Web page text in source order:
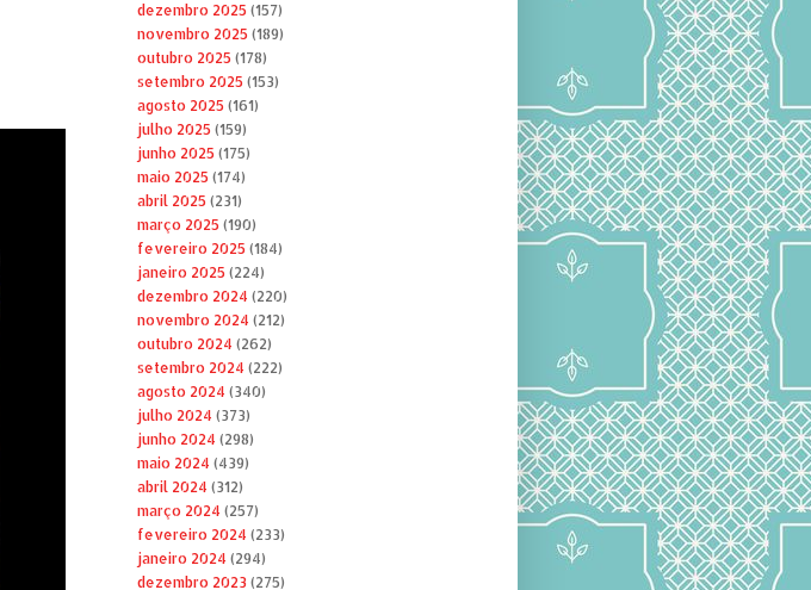
dezembro 2025 (157)
novembro 2025 (189)
outubro 2025 (178)
setembro 2025 (153)
agosto 2025 (161)
julho 2025 (159)
junho 2025 (175)
maio 2025 (174)
abril 2025 (231)
março 2025 (190)
fevereiro 2025 (184)
janeiro 2025 (224)
dezembro 2024 (220)
novembro 2024 (212)
outubro 2024 (262)
setembro 2024 (222)
agosto 2024 (340)
julho 2024 (373)
junho 2024 (298)
maio 2024 (439)
abril 2024 (312)
março 2024 (257)
fevereiro 2024 (233)
janeiro 2024 (294)
dezembro 2023(275)